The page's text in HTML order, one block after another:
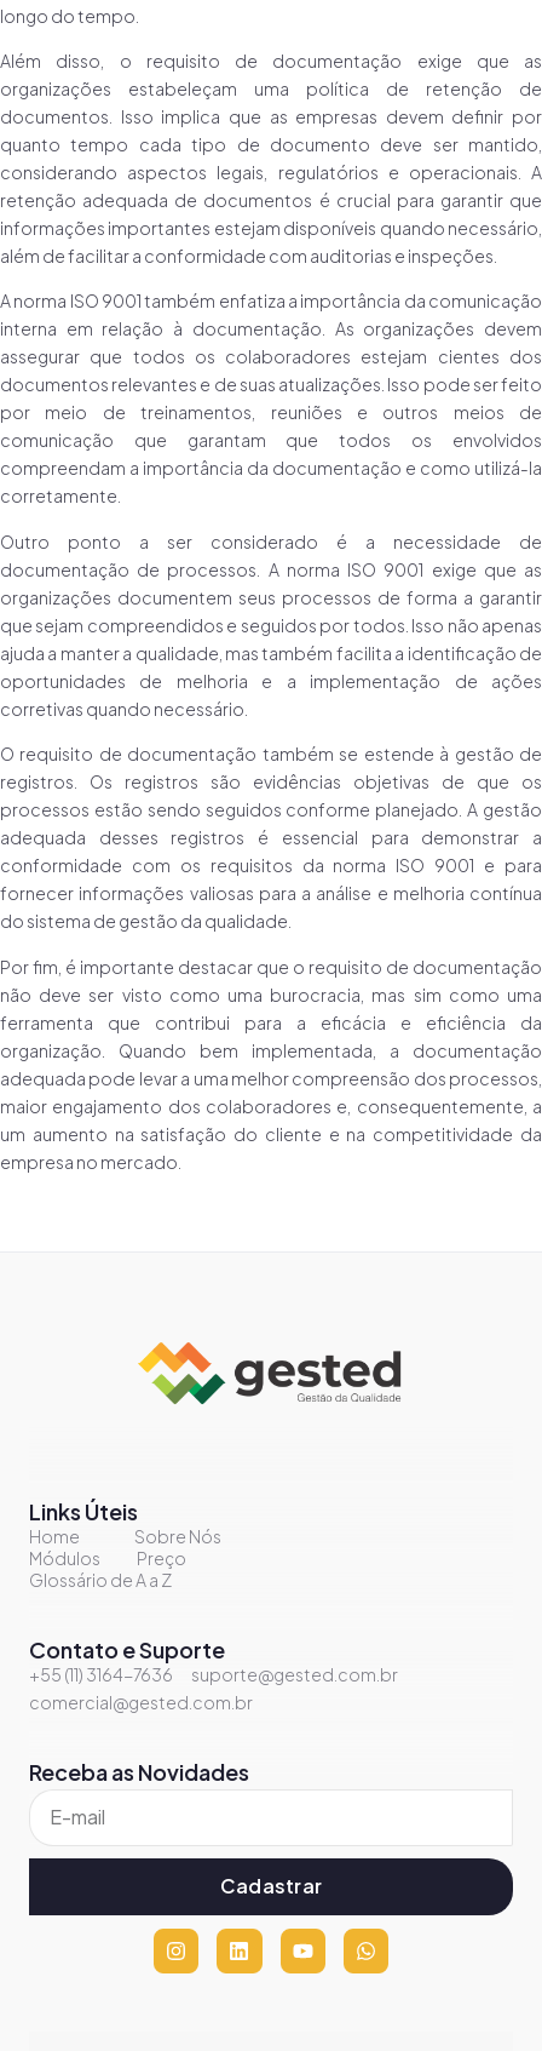
longo do tempo.
Além disso, o requisito de documentação exige que as
organizações estabeleçam uma política de retenção de
documentos. Isso implica que as empresas devem definir por
quanto tempo cada tipo de documento deve ser mantido,
considerando aspectos legais, regulatórios e operacionais. A
retenção adequada de documentos é crucial para garantir que
informações importantes estejam disponíveis quando necessário,
além de facilitar a conformidade com auditorias e inspeções.
A norma ISO 9001 também enfatiza a importância da comunicação
interna em relação à documentação. As organizações devem
assegurar que todos os colaboradores estejam cientes dos
documentos relevantes e de suas atualizações. Isso pode ser feito
por meio de treinamentos, reuniões e outros meios de
comunicação que garantam que todos os envolvidos
compreendam a importância da documentação e como utilizá-la
corretamente.
Outro ponto a ser considerado é a necessidade de
documentação de processos. A norma ISO 9001 exige que as
organizações documentem seus processos de forma a garantir
que sejam compreendidos e seguidos por todos. Isso não apenas
ajuda a manter a qualidade, mas também facilita a identificação de
oportunidades de melhoria e a implementação de ações
corretivas quando necessário.
O requisito de documentação também se estende à gestão de
registros. Os registros são evidências objetivas de que os
processos estão sendo seguidos conforme planejado. A gestão
adequada desses registros é essencial para demonstrar a
conformidade com os requisitos da norma ISO 9001 e para
fornecer informações valiosas para a análise e melhoria contínua
do sistema de gestão da qualidade.
Por fim, é importante destacar que o requisito de documentação
não deve ser visto como uma burocracia, mas sim como uma
ferramenta que contribui para a eficácia e eficiência da
organização. Quando bem implementada, a documentação
adequada pode levar a uma melhor compreensão dos processos,
maior engajamento dos colaboradores e, consequentemente, a
um aumento na satisfação do cliente e na competitividade da
empresa no mercado.
Receba as Novidades
Cadastrar
Links Úteis
Home
Sobre Nós
Módulos
Preço
Glossário de A a Z
Contato e Suporte
+55 (11) 3164-7636
suporte@gested.com.br
comercial@gested.com.br